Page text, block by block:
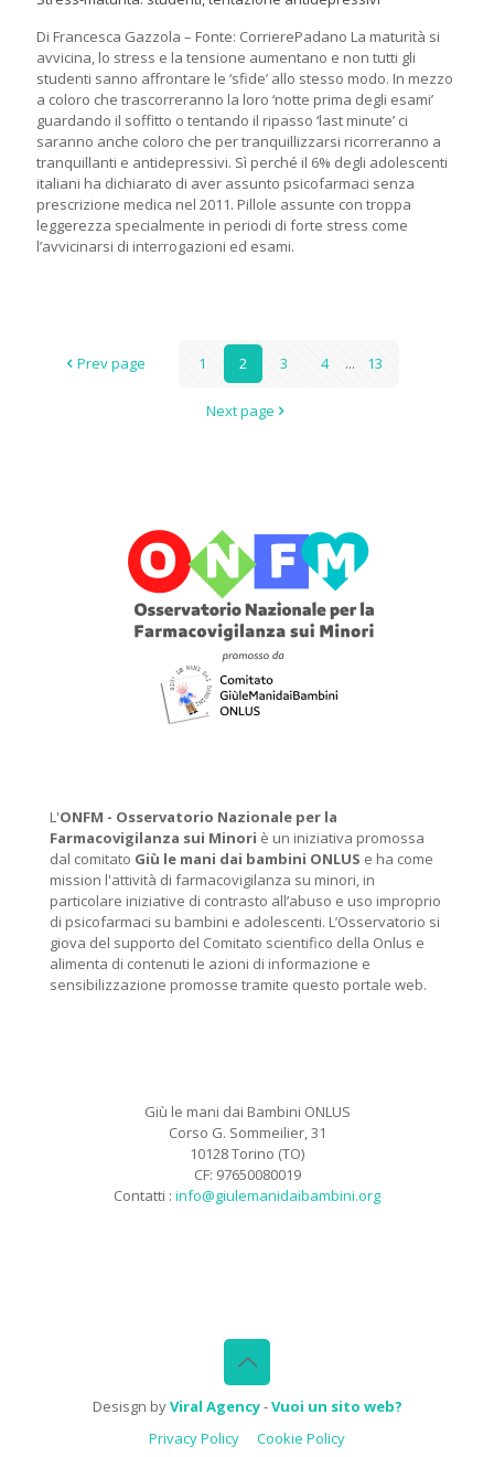
Di Francesca Gazzola – Fonte: CorrierePadano La maturità si
avvicina, lo stress e la tensione aumentano e non tutti gli
studenti sanno affrontare le ‘sfide’ allo stesso modo. In mezzo
a coloro che trascorreranno la loro ‘notte prima degli esami’
guardando il soffitto o tentando il ripasso ‘last minute’ ci
saranno anche coloro che per tranquillizzarsi ricorreranno a
tranquillanti e antidepressivi. Sì perché il 6% degli adolescenti
italiani ha dichiarato di aver assunto psicofarmaci senza
prescrizione medica nel 2011. Pillole assunte con troppa
leggerezza specialmente in periodi di forte stress come
l’avvicinarsi di interrogazioni ed esami.
Prev page 1 2 3 4 ... 13
Next page
L'ONFM - Osservatorio Nazionale per la
Farmacovigilanza sui Minori è un iniziativa promossa
dal comitato Giù le mani dai bambini ONLUS e ha come
mission l'attività di farmacovigilanza su minori, in
particolare iniziative di contrasto all’abuso e uso improprio
di psicofarmaci su bambini e adolescenti. L’Osservatorio si
giova del supporto del Comitato scientifico della Onlus e
alimenta di contenuti le azioni di informazione e
sensibilizzazione promosse tramite questo portale web.
Giù le mani dai Bambini ONLUS
Corso G. Sommeilier, 31
10128 Torino (TO)
CF: 97650080019
Contatti : info@giulemanidaibambini.org
Desisgn byViral Agency-Vuoi un sito web?
Privacy Policy
Cookie Policy